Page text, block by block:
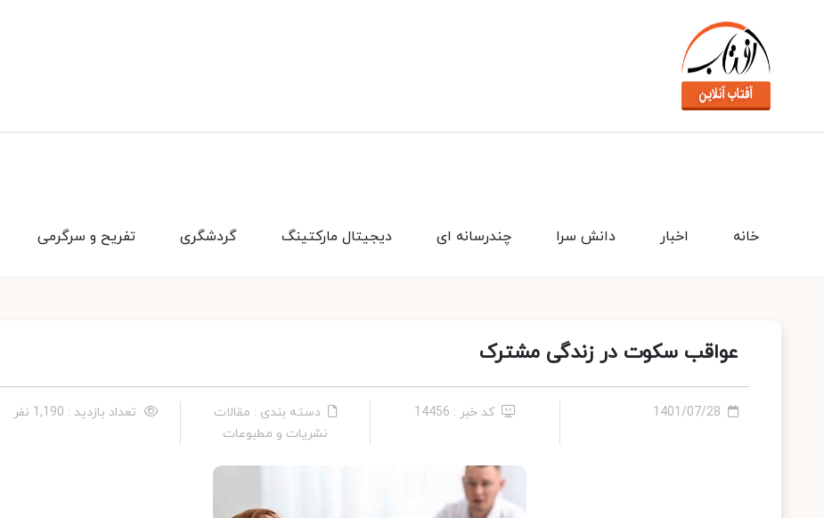
تفریح و سرگرمی گردشگری دیجیتال مارکتینگ چندرسانه ای دانش سرا اخبار خانه
عواقب سکوت در زندگی مشترک
1401/07/28 کد خبر : 14456
دسته بندی : مقالات
نشریات و مطبوعات
تعداد بازدید : 1,190 نفر